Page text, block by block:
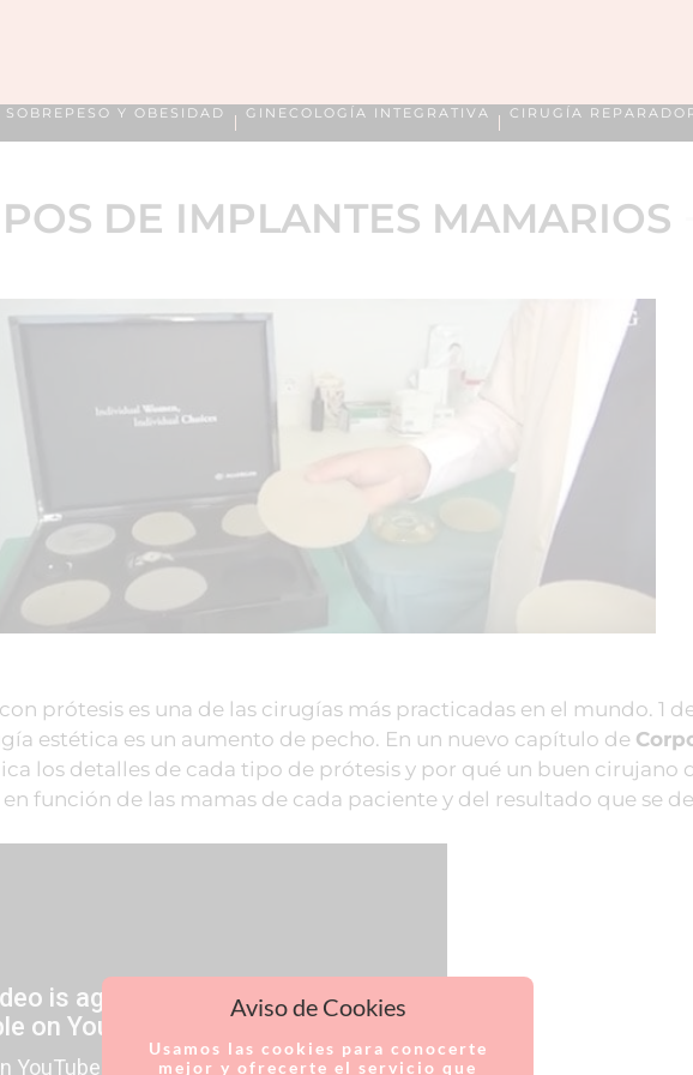
SOBREPESO Y OBESIDAD GINECOLOGÍA INTEGRATIVA CIRUGÍA
DE IMPLANTES MAMARIOS
prótesis es una de las cirugías más practicadas en el mundo. 1
estética es un aumento de pecho. En un nuevo capítulo de
los detalles de cada tipo de prótesis y por qué un buen cirujano
función de las mamas de cada paciente y del resultado que se
Aviso de Cookies
Usamos las cookies para conocerte
mejor y ofrecerte el servicio que